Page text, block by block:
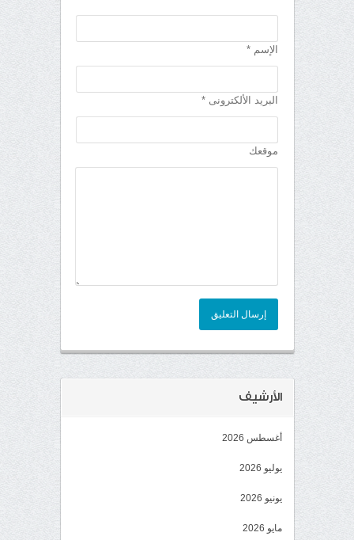
الإسم *
البريد الألكترونى *
موقعك
إرسال التعليق
الأرشيف
أغسطس 2026
يوليو 2026
يونيو 2026
مايو 2026